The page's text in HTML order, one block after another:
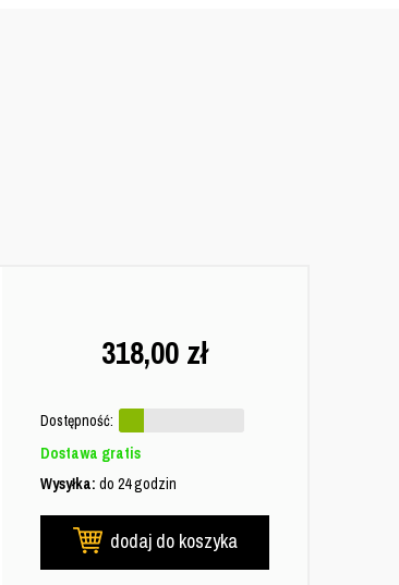
318,00 zł
Dostępność:
Dostawa gratis
Wysyłka: do 24 godzin
dodaj do koszyka